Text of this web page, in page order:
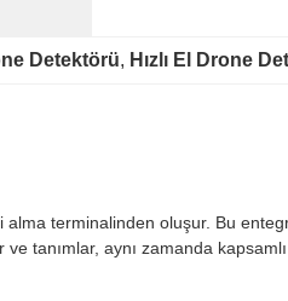
Detektörü, Hızlı El Drone
terminalinden oluşur. Bu
tanımlar, aynı zamanda